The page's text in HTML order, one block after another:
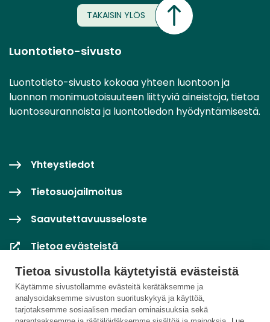
Tietoa sivustolla käytetyistä evästeistä
Käytämme sivustollamme evästeitä kerätäksemme ja
analysoidaksemme sivuston suorituskykyä ja käyttöä,
tarjotaksemme sosiaalisen median ominaisuuksia sekä
TAKAISIN YLÖS
Luontotieto-sivusto
Luontotieto-sivusto kokoaa yhteen luontoon ja
luonnon monimuotoisuuteen liittyviä aineistoja, tietoa
luontoseurannoista ja luontotiedon hyödyntämisestä.
Yhteystiedot
Tietosuojailmoitus
Saavutettavuusseloste
Tietoa evästeistä
Evästeasetukset